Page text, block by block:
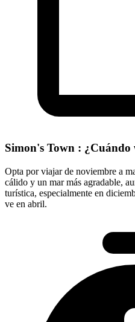
Simon's Town : ¿Cuándo
Opta por viajar de noviembre a
cálido y un mar más agradable,
turística, especialmente en
ve en abril.